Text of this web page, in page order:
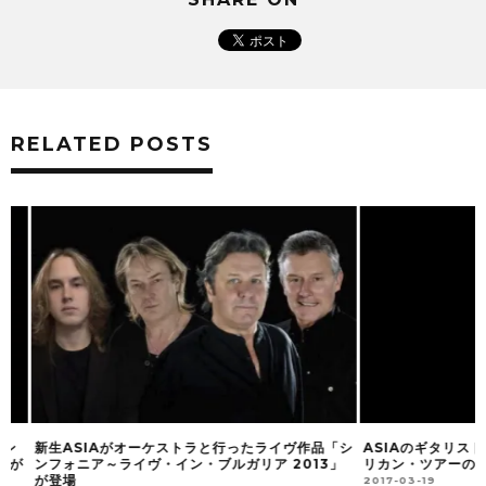
RELATED POSTS
新生ASIAがオーケストラと行ったライヴ作品「シ
ンフォニア～ライヴ・イン・ブルガリア 2013」
が登場
ASIAのギタリスト、
リカン・ツアーの映
2017-03-19